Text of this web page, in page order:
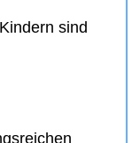
sind